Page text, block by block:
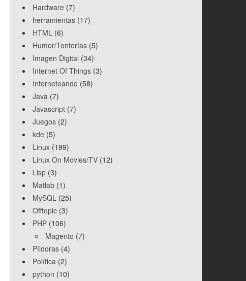
Hardware (7)
herramientas (17)
HTML (6)
Humor/Tonterías (5)
Imagen Digital (34)
Internet Of Things (3)
Interneteando (58)
Java (7)
Javascript (7)
Juegos (2)
kde (5)
Linux (199)
Linux On Movies/TV (12)
Lisp (3)
Matlab (1)
MySQL (25)
Offtopic (3)
PHP (106)
Magento (7)
Píldoras (4)
Política (2)
python (10)